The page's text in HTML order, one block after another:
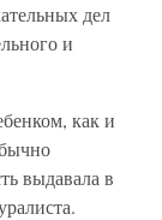
дел
и
как и
выдавала в